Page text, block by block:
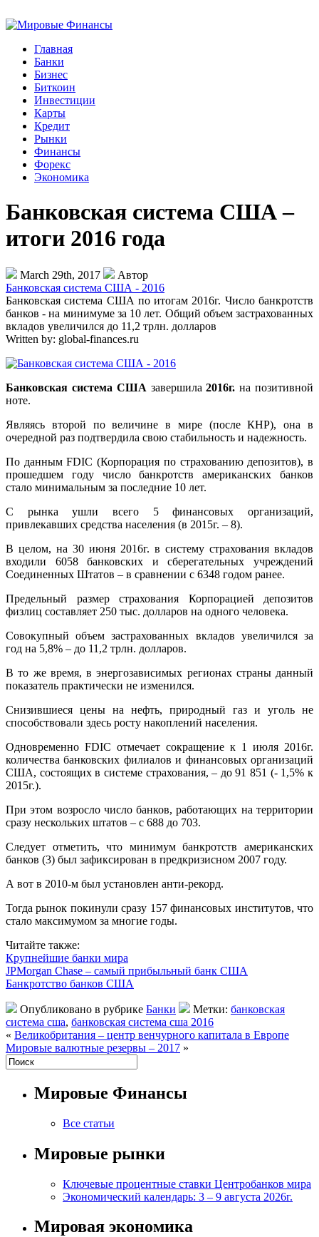
Главная
Банки
Бизнес
Биткоин
Инвестиции
Карты
Кредит
Рынки
Финансы
Форекс
Экономика
Банковская система США –
итоги 2016 года
March 29th, 2017
Автор
Банковская система США - 2016
Банковская система США по итогам 2016г. Число банкротств
банков - на минимуме за 10 лет. Общий объем застрахованных
вкладов увеличился до 11,2 трлн. долларов
Written by: global-finances.ru
Банковская система США завершила2016г. на позитивной
ноте.
Являясь второй по величине в мире (после КНР), она в
очередной раз подтвердила свою стабильность и надежность.
По данным FDIC (Корпорация по страхованию депозитов), в
прошедшем году число банкротств американских банков
стало минимальным за последние 10 лет.
С рынка ушли всего 5 финансовых организаций,
привлекавших средства населения (в 2015г. – 8).
В целом, на 30 июня 2016г. в систему страхования вкладов
входили 6058 банковских и сберегательных учреждений
Соединенных Штатов – в сравнении с 6348 годом ранее.
Предельный размер страхования Корпорацией депозитов
физлиц составляет 250 тыс. долларов на одного человека.
Совокупный объем застрахованных вкладов увеличился за
год на 5,8% – до 11,2 трлн. долларов.
В то же время, в энергозависимых регионах страны данный
показатель практически не изменился.
Снизившиеся цены на нефть, природный газ и уголь не
способствовали здесь росту накоплений населения.
Одновременно FDIC отмечает сокращение к 1 июля 2016г.
количества банковских филиалов и финансовых организаций
США, состоящих в системе страхования, – до 91 851 (- 1,5% к
2015г.).
При этом возросло число банков, работающих на территории
сразу нескольких штатов – с 688 до 703.
Следует отметить, что минимум банкротств американских
банков (3) был зафиксирован в предкризисном 2007 году.
А вот в 2010-м был установлен анти-рекорд.
Тогда рынок покинули сразу 157 финансовых институтов, что
стало максимумом за многие годы.
Читайте также:
Крупнейшие банки мира
JPMorgan Chase – самый прибыльный банк США
Банкротство банков США
Опубликовано в рубрике Банки Метки: банковская
система сша, банковская система сша 2016
« Великобритания – центр венчурного капитала в Европе
Мировые валютные резервы – 2017 »
Мировые Финансы
Все статьи
Мировые рынки
Ключевые процентные ставки Центробанков мира
Экономический календарь: 3 – 9 августа 2026г.
Мировая экономика